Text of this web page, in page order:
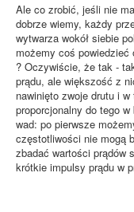
Ale co zrobić, jeśli nie
dobrze wiemy, każdy
wytwarza wokół siebie
możemy coś powiedzieć
? Oczywiście, że tak -
prądu, ale większość z
nawinięto zwoje drutu i
proporcjonalny do tego
wad: po pierwsze
częstotliwości nie mogą
zbadać wartości prądów
krótkie impulsy prądu w